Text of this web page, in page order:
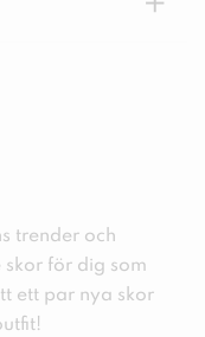
trender och
för dig som
ett par nya skor